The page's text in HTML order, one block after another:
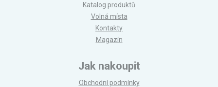
Katalog produktů
Volná místa
Kontakty
Magazín
Jak nakoupit
Obchodní podmínky